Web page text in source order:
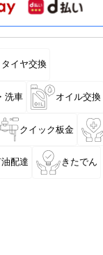
タイヤ交換
洗車 オイル交換
クイック板金
配達 きたでん